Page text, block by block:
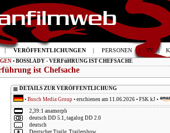
| VERÖFFENTLICHUNGEN | PERSONEN | TV |
• BOSSLADY - VERFüHRUNG IST CHEFSACHE
ist Chefsache
DETAILS ZUR VERÖFFENTLICHUNG
• Busch Media Group • erschienen am 11.06.2026 • FSK kJ •
2,39:1 anamorph
deutsch DD 5.1, tagalog DD 2.0
deutsch
Deutscher Traile, Trailershow